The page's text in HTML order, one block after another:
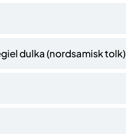
dulka (nordsamisk tolk)